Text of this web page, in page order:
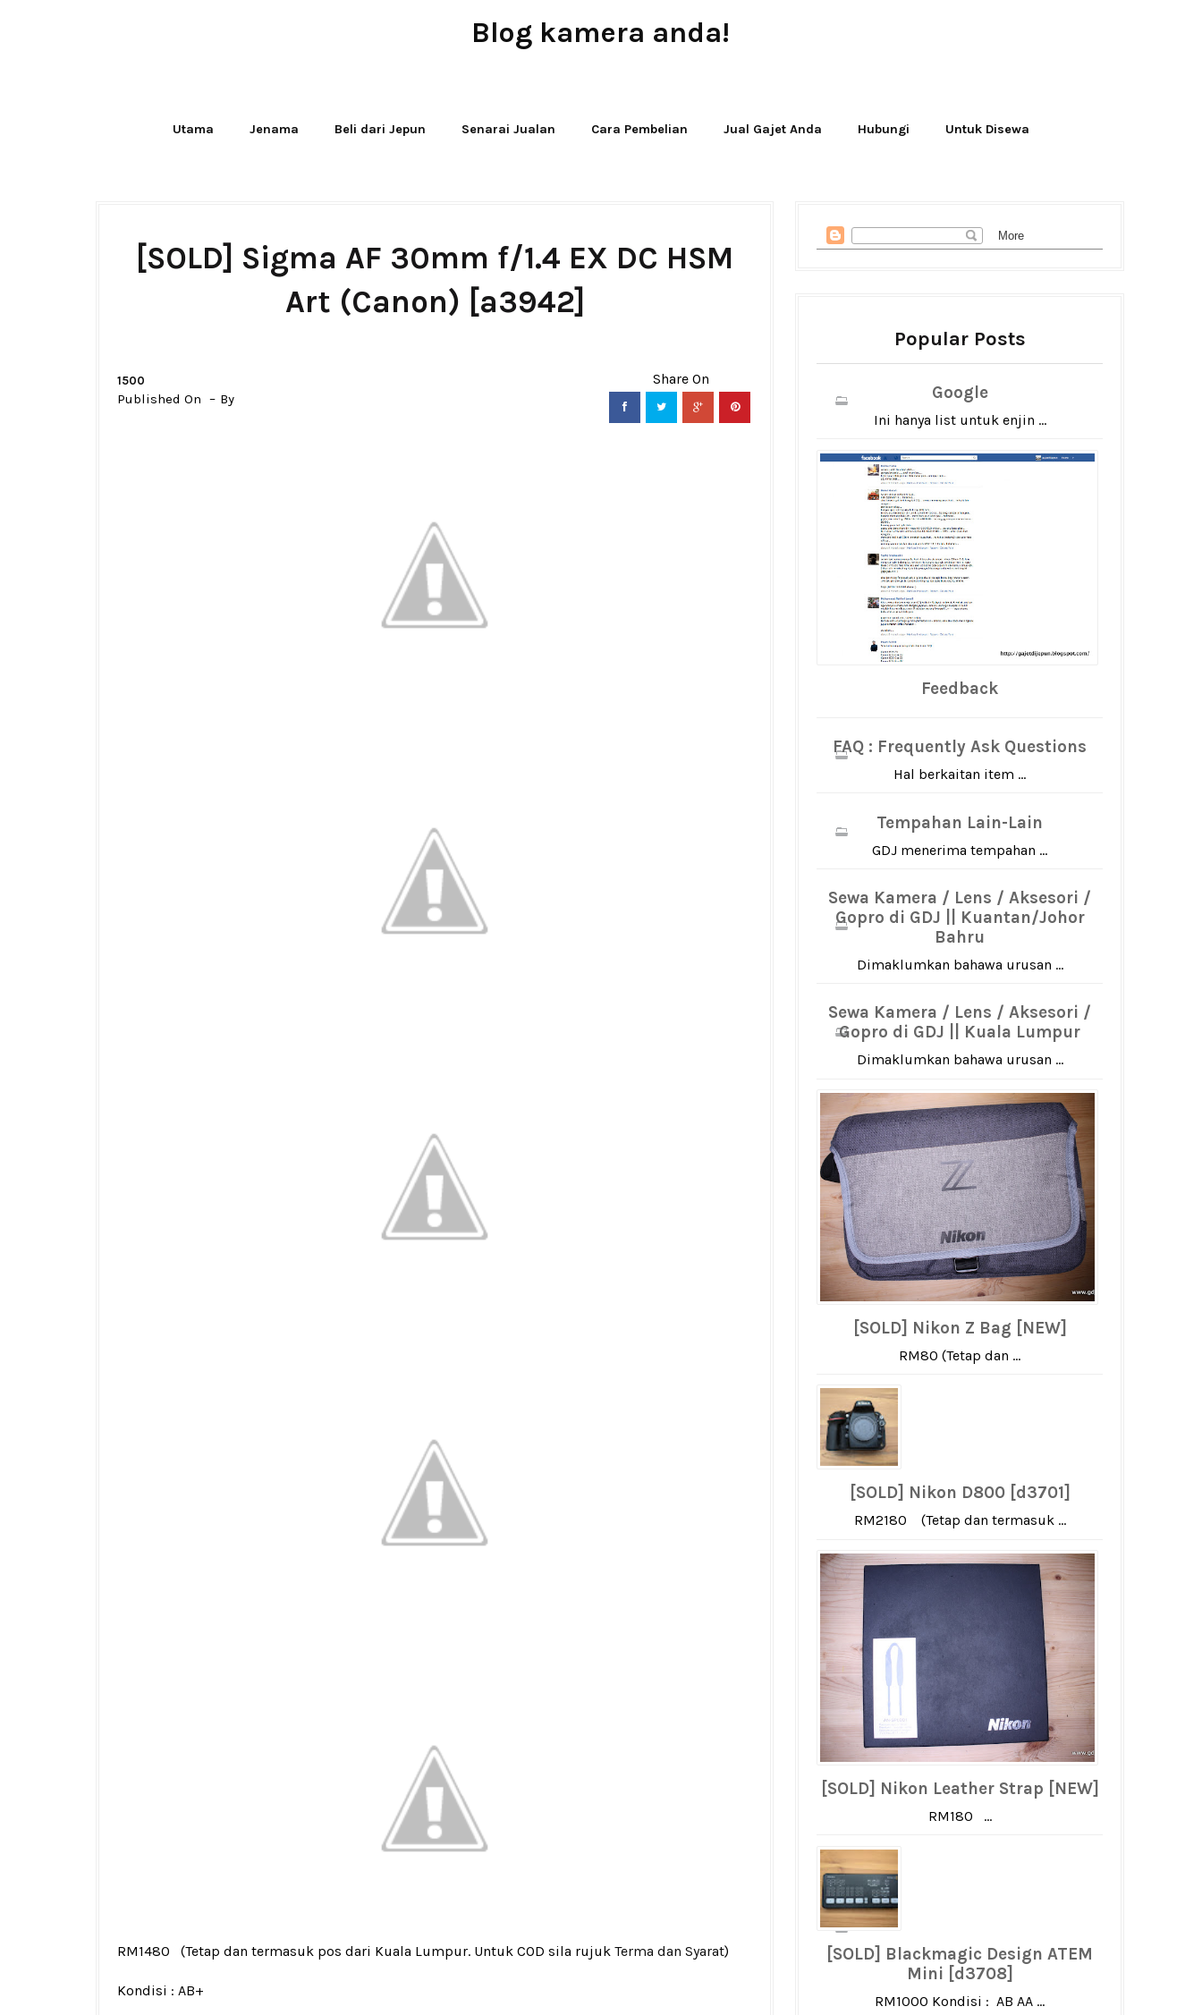
Blog kamera anda!
Utama Jenama Beli dari Jepun Senarai Jualan Cara Pembelian Jual Gajet Anda Hubungi Untuk Disewa
[SOLD] Sigma AF 30mm f/1.4 EX DC HSM
Art (Canon) [a3942]
1500
Published On By
RM1480 (Tetap dan termasuk pos dari Kuala Lumpur. Untuk COD sila rujuk Terma dan Syarat)
Kondisi : AB+
Popular Posts
Google
Ini hanya list untuk enjin ...
Feedback
FAQ : Frequently Ask Questions
Hal berkaitan item ...
Tempahan Lain-Lain
GDJ menerima tempahan ...
Sewa Kamera / Lens / Aksesori /
Gopro di GDJ || Kuantan/Johor
Bahru
Dimaklumkan bahawa urusan ...
Sewa Kamera / Lens / Aksesori /
Gopro di GDJ || Kuala Lumpur
Dimaklumkan bahawa urusan ...
[SOLD] Nikon Z Bag [NEW]
RM80 (Tetap dan ...
[SOLD] Nikon D800 [d3701]
RM2180 (Tetap dan termasuk ...
[SOLD] Nikon Leather Strap [NEW]
RM180 ...
[SOLD] Blackmagic Design ATEM
Mini [d3708]
RM1000 Kondisi : AB AA ...